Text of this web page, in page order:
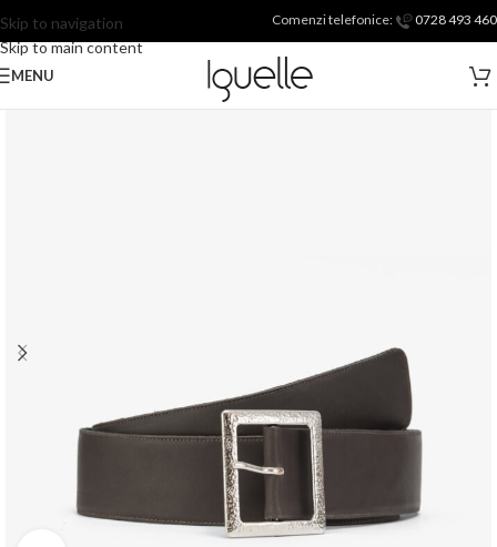
Skip to navigation
Skip to main content
Comenzi telefonice: 0728 493 460
MENU